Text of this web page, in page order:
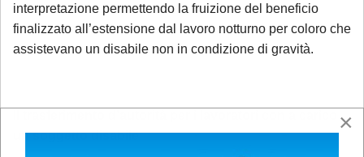
interpretazione permettendo la fruizione del beneficio
finalizzato all’estensione dal lavoro notturno per coloro che
assistevano un disabile non in condizione di gravità.
un soggetto disabile
×